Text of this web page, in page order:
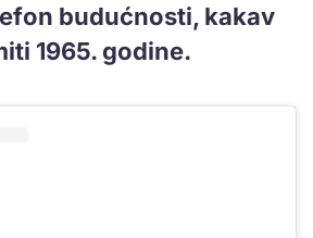
budućnosti, kakav
1965. godine.